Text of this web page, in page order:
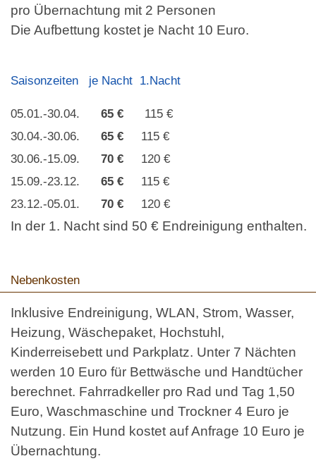
pro Übernachtung mit 2 Personen
Die Aufbettung kostet je Nacht 10 Euro.
Saisonzeiten je Nacht 1.Nacht
05.01.-30.04. 65 €
115 €
30.04.-30.06. 65 € 115 €
30.06.-15.09. 70 € 120 €
15.09.-23.12. 65 € 115 €
23.12.-05.01. 70 € 120 €
In der 1. Nacht sind 50 € Endreinigung enthalten.
Nebenkosten
Inklusive Endreinigung, WLAN, Strom, Wasser,
Heizung, Wäschepaket, Hochstuhl,
Kinderreisebett und Parkplatz. Unter 7 Nächten
werden 10 Euro für Bettwäsche und Handtücher
berechnet. Fahrradkeller pro Rad und Tag 1,50
Euro, Waschmaschine und Trockner 4 Euro je
Nutzung. Ein Hund kostet auf Anfrage 10 Euro je
Übernachtung.